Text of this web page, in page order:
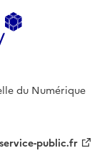
du Numérique
service-public.fr